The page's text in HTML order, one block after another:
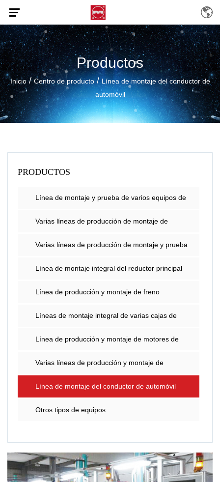
Productos
Inicio/ Centro de producto/Línea de montaje del conductor de
automóvil
PRODUCTOS
Línea de montaje y prueba de varios equipos de
dirección del automóvil
Varias líneas de producción de montaje de
motores de automóviles
Varias líneas de producción de montaje y prueba
de ejes de automóviles
Línea de montaje integral del reductor principal
Línea de producción y montaje de freno
(abrazadera) y bomba de freno
Líneas de montaje integral de varias cajas de
cambios de automóviles.
Línea de producción y montaje de motores de
automóviles
Varias líneas de producción y montaje de
automóviles OBJI IBJ
Línea de montaje del conductor de automóvil
Otros tipos de equipos